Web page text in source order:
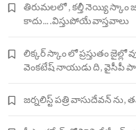
తిరుమలలో , కల్తీ నెయ్యి స్కాం
కాదు….విస్తుపోయే వాస్తవాలు
లిక్కర్ స్కాం లో ప్రస్తుతం
వెంకటేష్ నాయుడు ది, వైసీపీ
జర్నలిస్ట్ పత్రి వాసుదేవన్